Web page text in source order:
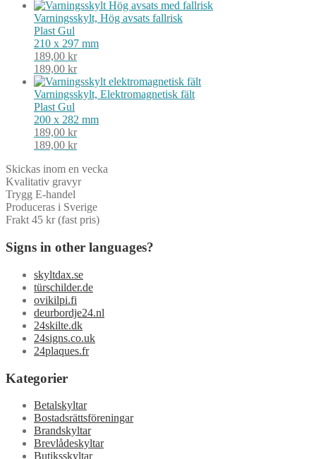
Varningsskylt, Hög avsats fallrisk
Plast Gul
210 x 297 mm
189,00 kr
189,00 kr
Varningsskylt, Elektromagnetisk fält
Plast Gul
200 x 282 mm
189,00 kr
189,00 kr
Skickas inom en vecka
Kvalitativ gravyr
Trygg E-handel
Produceras i Sverige
Frakt 45 kr (fast pris)
Signs in other languages?
skyltdax.se
türschilder.de
ovikilpi.fi
deurbordje24.nl
24skilte.dk
24signs.co.uk
24plaques.fr
Kategorier
Betalskyltar
Bostadsrättsföreningar
Brandskyltar
Brevlådeskyltar
Butiksskyltar